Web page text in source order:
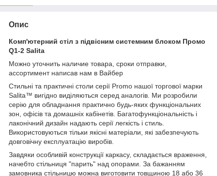
Опис
Комп'ютерний стіл з підвісним системним блоком Промо
Q1-2 Salita
Можно уточнить наличие товара, сроки отправки,
ассортимент написав нам в Вайбер
Стильні та практичні столи серії Promo нашої торгової марки
Salita™ вигідно виділяються серед аналогів. Ми розробили
серію для обладнання практично будь-яких функціональних
зон, офісів та домашніх кабінетів. Багатофункціональність і
лаконічний дизайн надають серії легкість і стиль.
Використовуються тільки якісні матеріали, які забезпечують
довговічну експлуатацію виробів.
Завдяки особливій конструкції каркасу, складається враження,
начебто стільниця "парить" над опорами. За бажанням
замовника стільницю можна виготовити товщиною 18 або 36